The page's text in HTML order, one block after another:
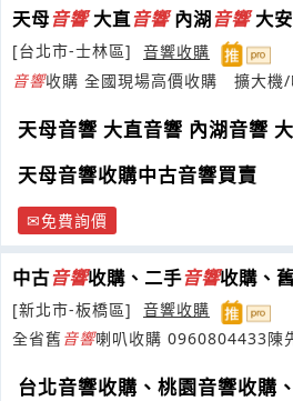
天母音響大直音響內湖音響大安
[台北市-士林區]
音響收購
音響收購 全國現場高價收購 擴大機
天母音響 大直音響 內湖音響
天母音響收購中古音響買賣
免費詢價
中古音響收購、二手音響收購、舊
[新北市-板橋區]
音響收購
全省舊 音響喇叭收購 0960804433陳
台北音響收購、桃園音響收購